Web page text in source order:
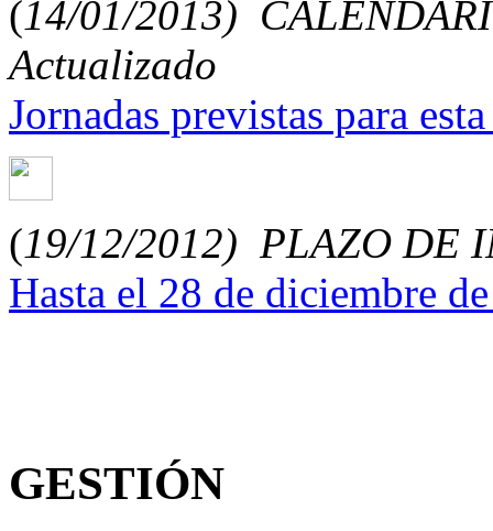
(14/01/2013)
Actualizado
Jornadas previstas para
(19/12/2012) PLAZO DE
Hasta el 28 de diciembre
GESTIÓN